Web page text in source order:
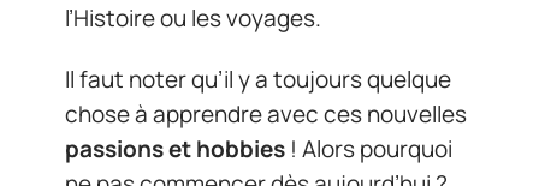
l’Histoire ou les voyages.
Il faut noter qu’il y a toujours quelque
chose à apprendre avec ces nouvelles
passions et hobbies ! Alors pourquoi